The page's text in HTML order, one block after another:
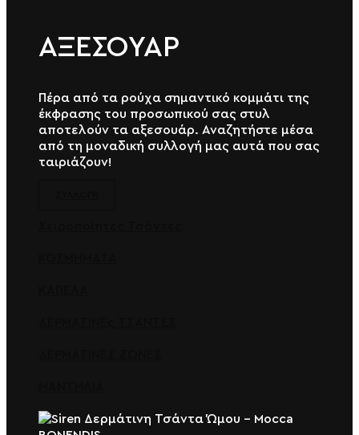
ΑΞΕΣΟΥΑΡ
Πέρα από τα ρούχα σημαντικό κομμάτι της
έκφρασης του προσωπικού σας στυλ
αποτελούν τα αξεσουάρ. Αναζητήστε μέσα
από τη μοναδική συλλογή μας αυτά που σας
ταιριάζουν!